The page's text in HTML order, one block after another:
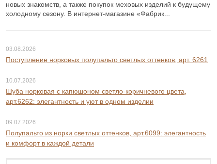
новых знакомств, а также покупок меховых изделий к будущему
холодному сезону. В интернет-магазине «Фабрик...
03.08.2026
Поступление норковых полупальто светлых оттенков, арт. 6261
10.07.2026
Шуба норковая с капюшоном светло-коричневого цвета,
арт.6262: элегантность и уют в одном изделии
09.07.2026
Полупальто из норки светлых оттенков, арт.6099: элегантность
и комфорт в каждой детали